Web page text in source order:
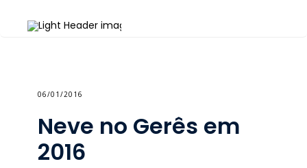
06/01/2016
Neve no Gerês em
2016